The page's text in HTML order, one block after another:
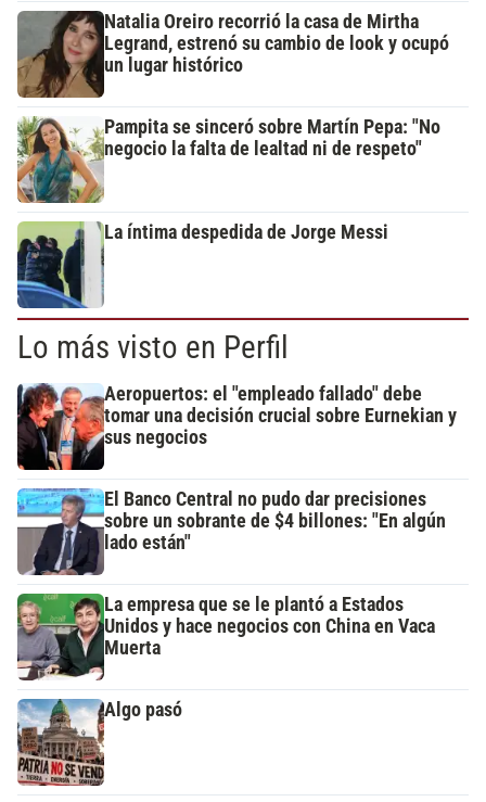
Natalia Oreiro recorrió la casa de Mirtha
Legrand, estrenó su cambio de look y ocupó
un lugar histórico
Pampita se sinceró sobre Martín Pepa: "No
negocio la falta de lealtad ni de respeto"
La íntima despedida de Jorge Messi
Lo más visto en Perfil
Aeropuertos: el "empleado fallado" debe
tomar una decisión crucial sobre Eurnekian y
sus negocios
El Banco Central no pudo dar precisiones
sobre un sobrante de $4 billones: "En algún
lado están"
La empresa que se le plantó a Estados
Unidos y hace negocios con China en Vaca
Muerta
Algo pasó